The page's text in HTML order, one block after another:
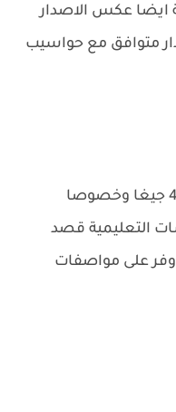
ايضا عكس الاصدار
متوافق مع حواسيب
والحواسيب التي تعمل على رام 4 جيغا وخصوصا
التعليمية قصد
على مواصفات